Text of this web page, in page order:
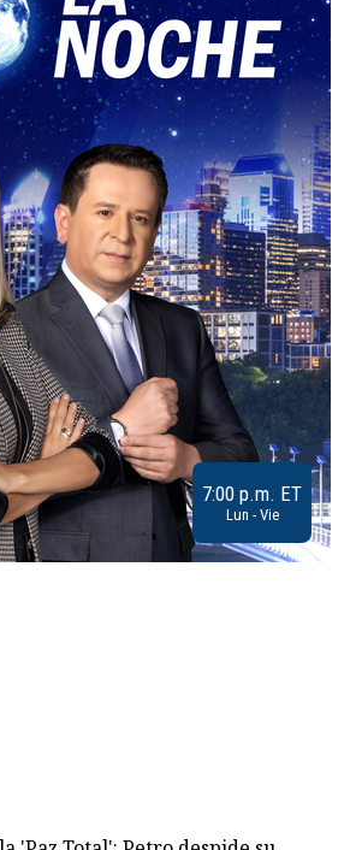
7:00 p.m. ET
Lun - Vie